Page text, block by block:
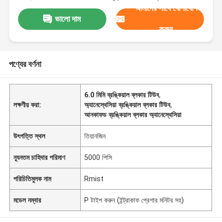
ভালো দাম
আমাদের সাথে যোগাযোগ
করুন
পণ্যের বর্ণনা
লক্ষণীয় করা:
6.0 মিমি ব্রঙ্কিয়াল ব্লকার টিউব,
অ্যানেস্থেসিয়া ব্রঙ্কিয়াল ব্লকার টিউব,
আনকাফড ব্রঙ্কিয়াল ব্লকার অ্যানেস্থেসিয়া
উৎপত্তি স্থল তিয়ানজিন
ন্যূনতম চাহিদার পরিমাণ 5000 পিসি
পরিচিতিমুলক নাম Rmist
মডেল নম্বার P টাইপ করুন (ইন্ট্রাকাফ প্রেশার মনিটর সহ)